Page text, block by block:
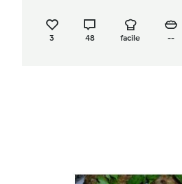
3 48 facile --